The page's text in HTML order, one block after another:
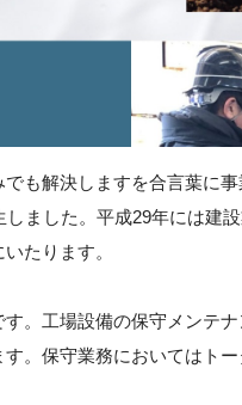
も解決しますを合言葉に
ました。平成29年には建
たります。
。工場設備の保守メンテ
。保守業務においてはト